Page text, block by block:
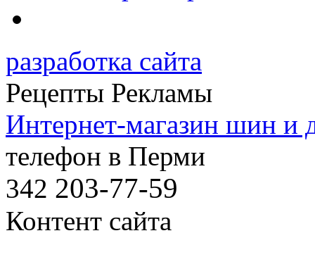
разработка сайта
Рецепты Рекламы
Интернет-магазин шин
телефон в Перми
342 203-77-59
Контент сайта